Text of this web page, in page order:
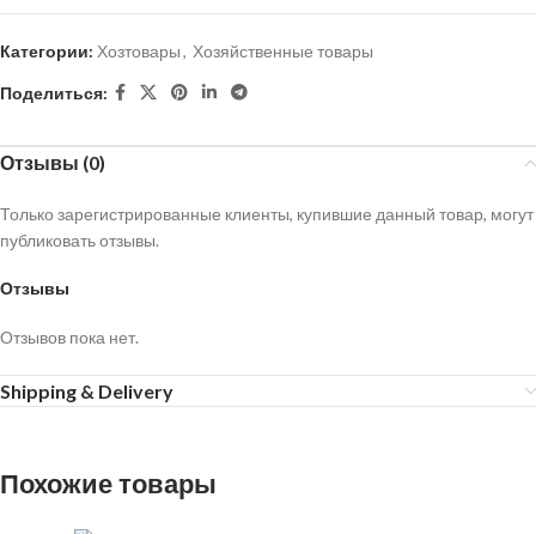
Категории: Хозтовары, Хозяйственные товары
Поделиться:
Отзывы (0)
Отзывы
Отзывов пока нет.
Только зарегистрированные клиенты, купившие данный товар, могут
публиковать отзывы.
Shipping & Delivery
Похожие товары